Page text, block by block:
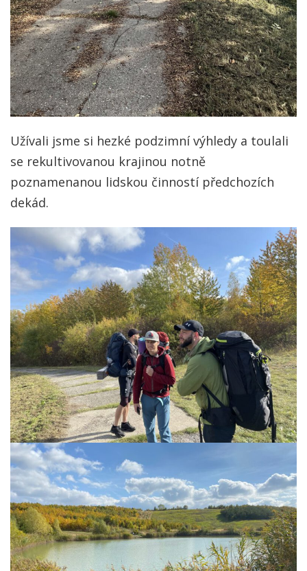
Užívali jsme si hezké podzimní výhledy a toulali
se rekultivovanou krajinou notně
poznamenanou lidskou činností předchozích
dekád.